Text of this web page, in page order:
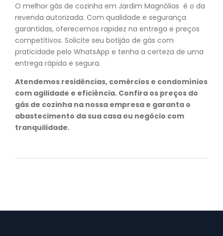
O melhor gás de cozinha em Jardim Magnólias é o da
revenda autorizada. Com qualidade e segurança
garantidas, oferecemos rapidez na entrega e preços
competitivos. Solicite seu botijão de gás com
praticidade pelo WhatsApp e tenha a certeza de uma
entrega rápida e segura.
Atendemos residências, comércios e condomínios
com agilidade e eficiência. Confira os preços do
gás de cozinha na nossa empresa e garanta o
abastecimento da sua casa ou negócio com
tranquilidade.